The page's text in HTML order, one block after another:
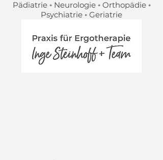
Pädiatrie ◦ Neurologie ◦ Orthopädie ◦
Psychiatrie ◦ Geriatrie